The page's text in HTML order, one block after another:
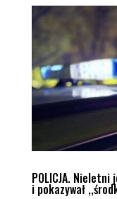
POLICJA.
i pokazywał